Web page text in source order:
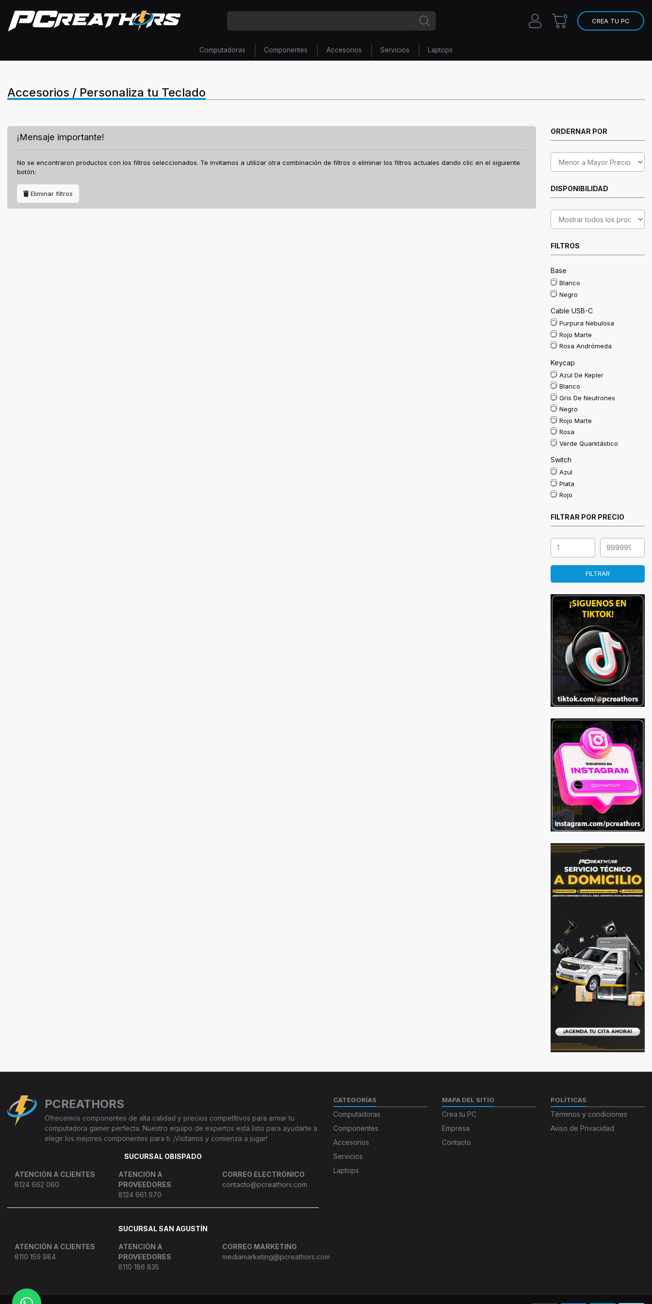
0
CREA TU PC
Computadoras Componentes Accesorios Servicios Laptops
Accesorios / Personaliza tu Teclado
¡Mensaje importante!
No se encontraron productos con los filtros seleccionados. Te invitamos a utilizar otra combinación de filtros o eliminar los filtros actuales dando clic en el siguiente
botón:
Eliminar filtros
ORDERNAR POR
DISPONIBILIDAD
FILTROS
Base
Blanco
Negro
Cable USB-C
Purpura Nebulosa
Rojo Marte
Rosa Andrómeda
Keycap
Azul De Kepler
Blanco
Gris De Neutrones
Negro
Rojo Marte
Rosa
Verde Quarktástico
Switch
Azul
Plata
Rojo
FILTRAR POR PRECIO
FILTRAR
PCREATHORS
Ofrecemos componentes de alta calidad y precios competitivos para armar tu
computadora gamer perfecta. Nuestro equipo de expertos está listo para ayudarte a
elegir los mejores componentes para ti. ¡Visítanos y comienza a jugar!
SUCURSAL OBISPADO
ATENCIÓN A CLIENTES
8124 662 060
ATENCIÓN A
PROVEEDORES
8124 661 970
CORREO ELECTRÓNICO
contacto@pcreathors.com
SUCURSAL SAN AGUSTÍN
ATENCIÓN A CLIENTES
8110 159 984
ATENCIÓN A
PROVEEDORES
8110 186 835
CORREO MARKETING
mediamarketing@pcreathors.com
CATEGORÍAS
Computadoras
Componentes
Accesorios
Servicios
Laptops
MAPA DEL SITIO
Crea tu PC
Empresa
Contacto
POLÍTICAS
Términos y condiciones
Aviso de Privacidad